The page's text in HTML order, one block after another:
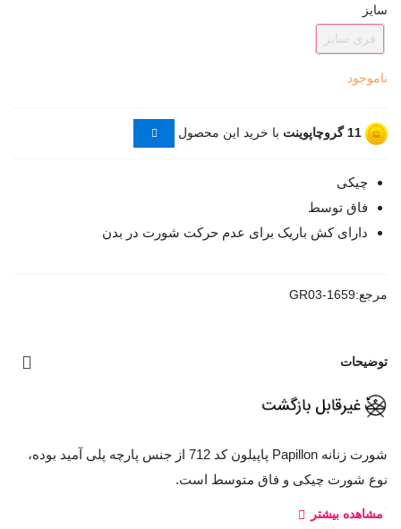
سایز
فری سایز
ناموجود
11 گروچاپوینت با خرید این محصول
چیکی
فاق توسط
دارای کش باریک برای عدم حرکت شورت در بدن
مرجع:GR03-1659
توضیحات
شورت زنانه Papillon پاپیلون کد 712 از جنس پارچه پلی آمید بوده،
نوع شورت چیکی و فاق متوسط است.
کد:
مشاهده بیشتر